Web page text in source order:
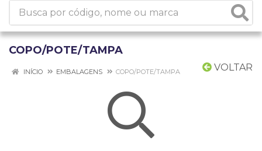
COPO/POTE/TAMPA
VOLTAR
INÍCIO EMBALAGENS COPO/POTE/TAMPA